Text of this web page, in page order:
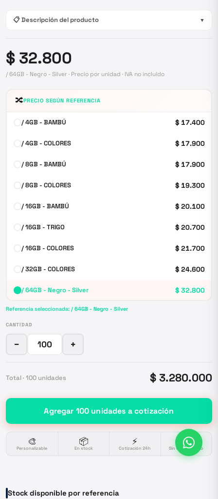
📋 Descripción del producto ▼
$ 32.800
/ 64GB - Negro - Silver · Precio por unidad · IVA no incluido
🔀PRECIO SEGÚN REFERENCIA
/ 4GB - BAMBÚ $ 17.400
/ 4GB - COLORES $ 17.900
/ 8GB - BAMBÚ $ 17.900
/ 8GB - COLORES $ 19.300
/ 16GB - BAMBÚ $ 20.100
/ 16GB - TRIGO $ 20.700
/ 16GB - COLORES $ 21.700
/ 32GB - COLORES $ 24.600
/ 64GB - Negro - Silver $ 32.800
Referencia seleccionada: / 64GB - Negro - Silver
CANTIDAD
− +
Total · 100 unidades $ 3.280.000
Agregar 100 unidades a cotización
🎨
Personalizable
📦
En stock
⚡
Cotización 24h
🔒
Sin compromiso
Stock disponible por referencia